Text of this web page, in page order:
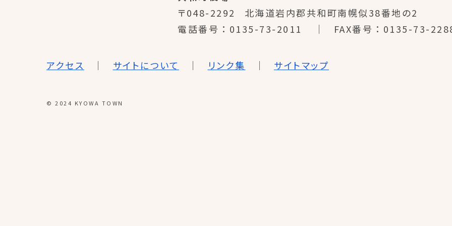
〒048-2292
北海道岩内郡共和町南幌似38番地の2
電話番号
0135-73-2011 FAX番号 0135-73-
アクセス サイトについて リンク集 サイトマップ
© 2024 KYOWA TOWN